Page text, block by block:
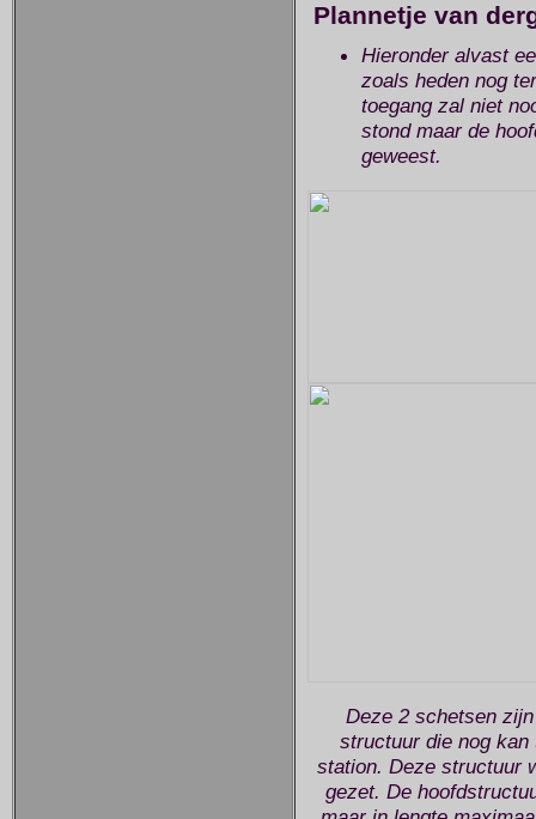
Plannetje van
Hieronder alvast
zoals heden nog
toegang zal niet
stond maar de
geweest.
Deze 2 schetsen
structuur die nog kan
station. Deze structuur
gezet. De